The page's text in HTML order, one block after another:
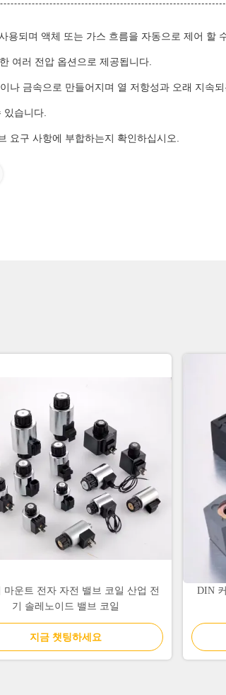
되며 액체 또는 가스 흐름을 자동으로 제어 할
여러 전압 옵션으로 제공됩니다.
금속으로 만들어지며 열 저항성과 오래 지속
습니다.
요구 사항에 부합하는지 확인하십시오.
마운트 전자 자전 밸브 코일 산업 전
기 솔레노이드 밸브 코일
지금 챗팅하세요
DIN